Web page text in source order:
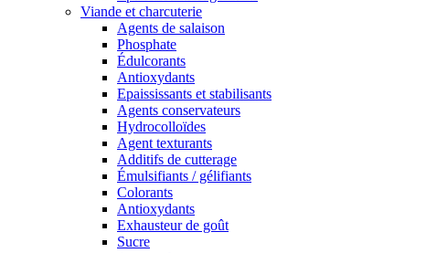
Viande et charcuterie
Agents de salaison
Phosphate
Édulcorants
Antioxydants
Epaississants et stabilisants
Agents conservateurs
Hydrocolloïdes
Agent texturants
Additifs de cutterage
Émulsifiants / gélifiants
Colorants
Antioxydants
Exhausteur de goût
Sucre